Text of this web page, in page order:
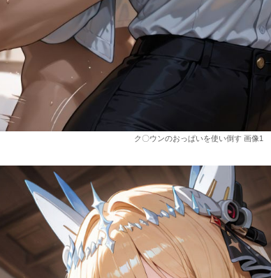
ク〇ウンのおっぱいを使い倒す 画像1